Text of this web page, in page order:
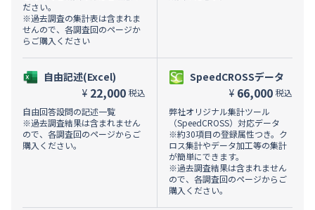
ださい。
※過去調査の集計表は含まれま
せんので、各調査回のページか
らご購入ください
自由記述(Excel)
¥ 22,000 税込
自由回答設問の記述一覧
※過去調査結果は含まれません
ので、各調査回のページからご
購入ください。
SpeedCROSSデータ
¥ 66,000 税込
弊社オリジナル集計ツール
（SpeedCROSS）対応データ
※約30項目の登録属性つき。ク
ロス集計やデータ加工等の集計
が簡単にできます。
※過去調査結果は含まれません
ので、各調査回のページからご
購入ください。